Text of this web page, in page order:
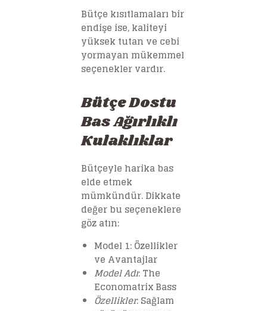
Bütçe kısıtlamaları bir
endişe ise, kaliteyi
yüksek tutan ve cebi
yormayan mükemmel
seçenekler vardır.
Bütçe Dostu
Bas Ağırlıklı
Kulaklıklar
Bütçeyle harika bas
elde etmek
mümkündür. Dikkate
değer bu seçeneklere
göz atın:
Model 1: Özellikler
ve Avantajlar
Model Adı: The
Economatrix Bass
Özellikler: Sağlam